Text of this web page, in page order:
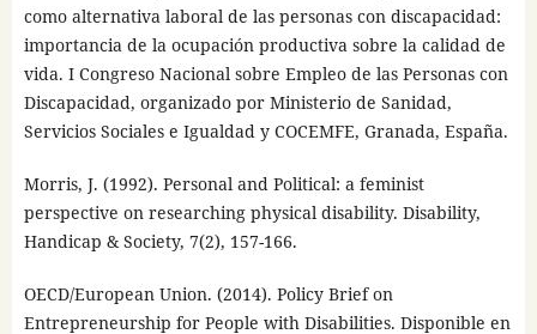
como alternativa laboral de las personas con discapacidad:
importancia de la ocupación productiva sobre la calidad de
vida. I Congreso Nacional sobre Empleo de las Personas con
Discapacidad, organizado por Ministerio de Sanidad,
Servicios Sociales e Igualdad y COCEMFE, Granada, España.
Morris, J. (1992). Personal and Political: a feminist
perspective on researching physical disability. Disability,
Handicap & Society, 7(2), 157-166.
OECD/European Union. (2014). Policy Brief on
Entrepreneurship for People with Disabilities. Disponible en